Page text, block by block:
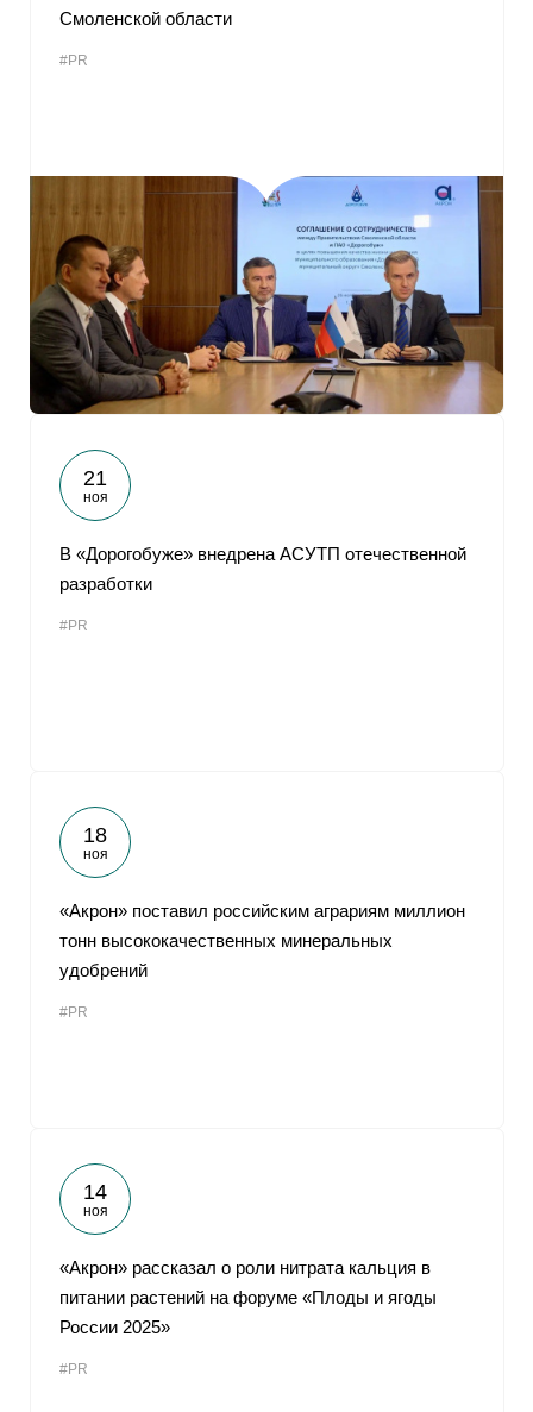
Смоленской области
#PR
21
ноя
В «Дорогобуже» внедрена АСУТП отечественной
разработки
#PR
18
ноя
«Акрон» поставил российским аграриям миллион
тонн высококачественных минеральных
удобрений
#PR
14
ноя
«Акрон» рассказал о роли нитрата кальция в
питании растений на форуме «Плоды и ягоды
России 2025»
#PR